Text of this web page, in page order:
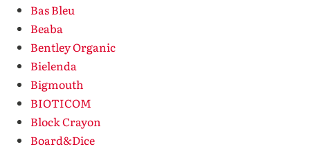
Bas Bleu
Beaba
Bentley Organic
Bielenda
Bigmouth
BIOTICOM
Block Crayon
Board&Dice